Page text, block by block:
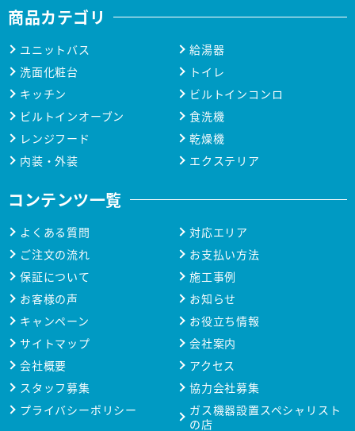
商品カテゴリ
ユニットバス
給湯器
洗面化粧台
トイレ
キッチン
ビルトインコンロ
ビルトインオーブン
食洗機
レンジフード
乾燥機
内装・外装
エクステリア
コンテンツ一覧
よくある質問
対応エリア
ご注文の流れ
お支払い方法
保証について
施工事例
お客様の声
お知らせ
キャンペーン
お役立ち情報
サイトマップ
会社案内
会社概要
アクセス
スタッフ募集
協力会社募集
プライバシーポリシー
ガス機器設置スペシャリスト
の店